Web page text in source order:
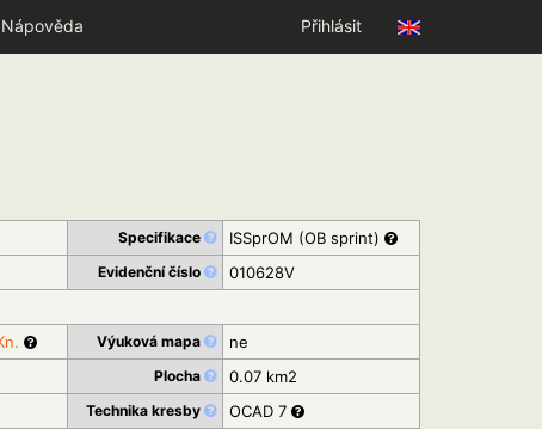
Nápověda Přihlásit
Specifikace ISSprOM (OB sprint)
Evidenční číslo 010628V
Výuková mapa ne
Plocha 0.07 km2
Technika kresby OCAD 7